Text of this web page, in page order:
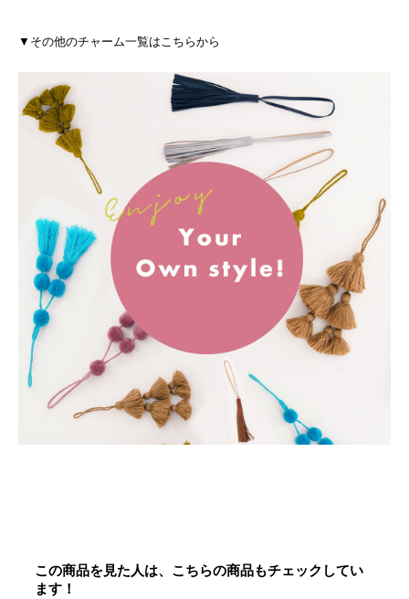
▼その他のチャーム一覧はこちらから
この商品を見た人は、こちらの商品もチェックしてい
ます！